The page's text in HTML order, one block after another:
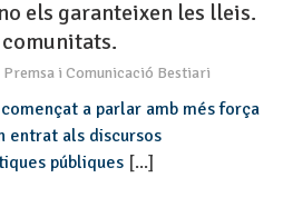
els garanteixen les lleis.
Premsa i Comunicació Bestiari
començat a parlar amb més força
entrat als discursos
públiques [...]